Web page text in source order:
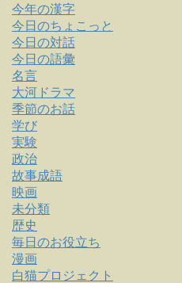
今年の漢字
今日のちょこっと
今日の対話
今日の語彙
名言
大河ドラマ
季節のお話
学び
実験
政治
故事成語
映画
未分類
歴史
毎日のお役立ち
漫画
白猫プロジェクト